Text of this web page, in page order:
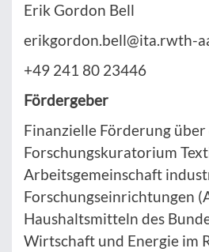
Erik Gordon Bell
erikgordon.bell@ita.rwth-
+49 241 80 23446
Fördergeber
Finanzielle Förderung über
Forschungskuratorium
Arbeitsgemeinschaft
Forschungseinrichtungen
Haushaltsmitteln des
Wirtschaft und Energie im